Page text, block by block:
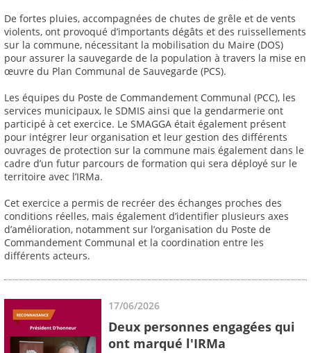
De fortes pluies, accompagnées de chutes de grêle et de vents
violents, ont provoqué d’importants dégâts et des ruissellements
sur la commune, nécessitant la mobilisation du Maire (DOS)
pour assurer la sauvegarde de la population à travers la mise en
œuvre du Plan Communal de Sauvegarde (PCS).
Les équipes du Poste de Commandement Communal (PCC), les
services municipaux, le SDMIS ainsi que la gendarmerie ont
participé à cet exercice. Le SMAGGA était également présent
pour intégrer leur organisation et leur gestion des différents
ouvrages de protection sur la commune mais également dans le
cadre d’un futur parcours de formation qui sera déployé sur le
territoire avec l’IRMa.
Cet exercice a permis de recréer des échanges proches des
conditions réelles, mais également d’identifier plusieurs axes
d’amélioration, notamment sur l’organisation du Poste de
Commandement Communal et la coordination entre les
différents acteurs.
17/06/2026
Deux personnes engagées qui
ont marqué l'IRMa